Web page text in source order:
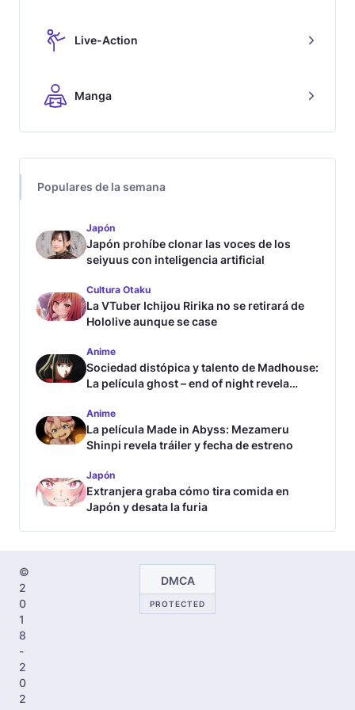
Live-Action
Manga
Populares de la semana
Japón
Japón prohíbe clonar las voces de los
seiyuus con inteligencia artificial
Cultura Otaku
La VTuber Ichijou Ririka no se retirará de
Hololive aunque se case
Anime
Sociedad distópica y talento de Madhouse:
La película ghost – end of night revela
Anime
La película Made in Abyss: Mezameru
Shinpi revela tráiler y fecha de estreno
Japón
Extranjera graba cómo tira comida en
Japón y desata la furia
©
2
0
1
8
-
2
0
2
DMCA
PROTECTED